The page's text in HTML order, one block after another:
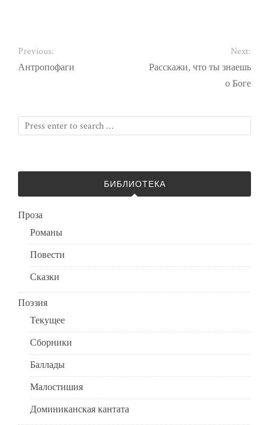
Previous:
Антропофаги
Next:
Расскажи, что ты знаешь
о Боге
БИБЛИОТЕКА
Проза
Романы
Повести
Сказки
Поэзия
Текущее
Сборники
Баллады
Малостишия
Доминиканская кантата